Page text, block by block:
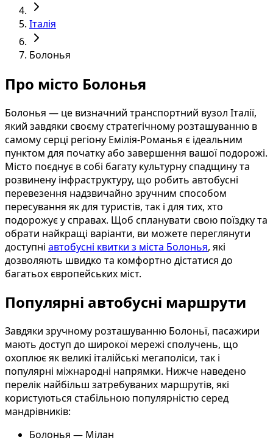
Італія
Болонья
Про місто Болонья
Болонья — це визначний транспортний вузол Італії,
який завдяки своєму стратегічному розташуванню в
самому серці регіону Емілія-Романья є ідеальним
пунктом для початку або завершення вашої подорожі.
Місто поєднує в собі багату культурну спадщину та
розвинену інфраструктуру, що робить автобусні
перевезення надзвичайно зручним способом
пересування як для туристів, так і для тих, хто
подорожує у справах. Щоб спланувати свою поїздку та
обрати найкращі варіанти, ви можете переглянути
доступні автобусні квитки з міста Болонья, які
дозволяють швидко та комфортно дістатися до
багатьох європейських міст.
Популярні автобусні маршрути
Завдяки зручному розташуванню Болоньї, пасажири
мають доступ до широкої мережі сполучень, що
охоплює як великі італійські мегаполіси, так і
популярні міжнародні напрямки. Нижче наведено
перелік найбільш затребуваних маршрутів, які
користуються стабільною популярністю серед
мандрівників:
Болонья — Мілан